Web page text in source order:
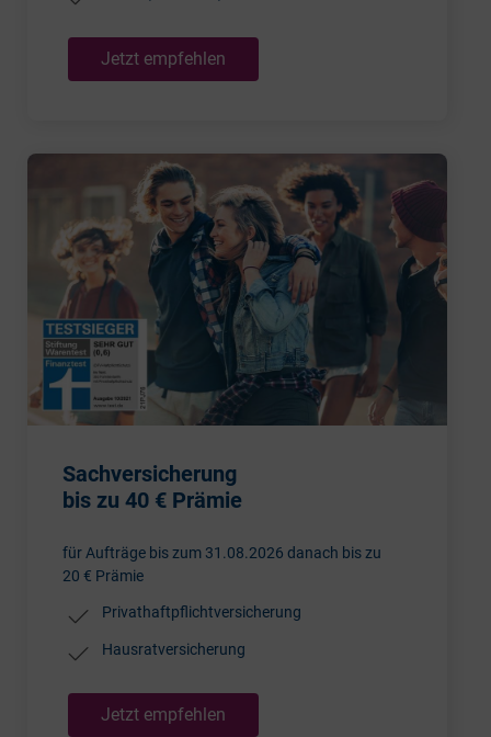
Jetzt empfehlen
Sachversicherung
bis zu 40 € Prämie
für Aufträge bis zum 31.08.2026 danach bis zu
20 € Prämie
Privathaftpflichtversicherung
Hausratversicherung
Jetzt empfehlen